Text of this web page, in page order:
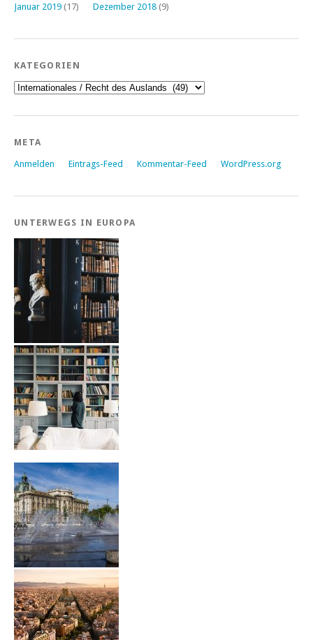
Januar 2019 (17) Dezember 2018 (9)
KATEGORIEN
Kategorien
META
Anmelden Eintrags-Feed Kommentar-Feed WordPress.org
UNTERWEGS IN EUROPA